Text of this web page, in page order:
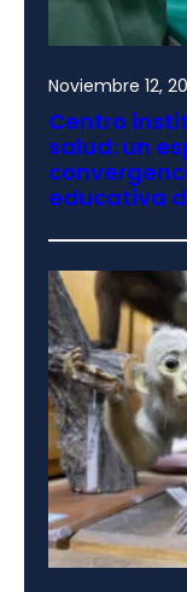
Noviembre 12,
Centro
salud: un
educativa